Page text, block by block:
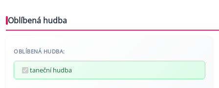
Oblíbená hudba
OBLÍBENÁ HUDBA:
taneční hudba